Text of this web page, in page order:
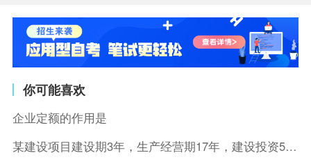
你可能喜欢
企业定额的作用是
某建设项目建设期3年，生产经营期17年，建设投资5500万元